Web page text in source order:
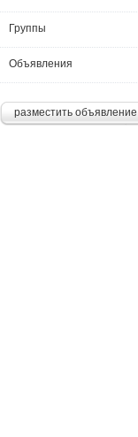
Группы
Объявления
разместить объявление